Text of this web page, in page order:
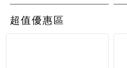
超值優惠區